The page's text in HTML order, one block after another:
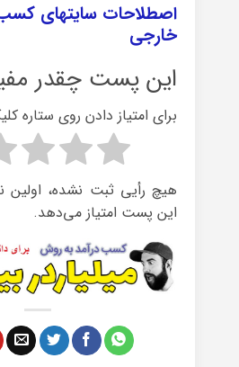
اصطلاحات سایتهای
خارجی
این پست چقدر
برای امتیاز دادن روی ستاره
هیچ رأیی ثبت نشده، اولین
این پست امتیاز می‌دهد.